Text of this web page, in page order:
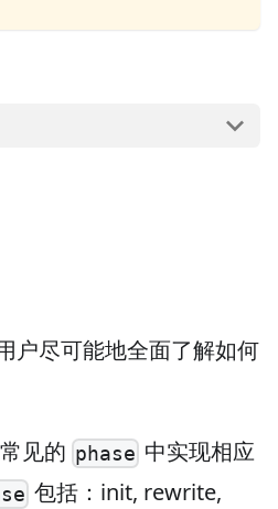
户尽可能地全面了解如何
见的 phase 中实现相应
包括：init, rewrite,